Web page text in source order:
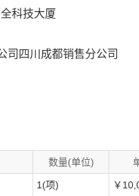
科技大厦
司四川成都销售分公司
数量(单位)
1(项) ￥